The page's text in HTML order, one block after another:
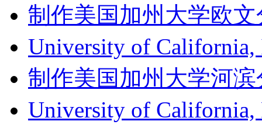
制作美国加州大学欧
University of
制作美国加州大学河
University of